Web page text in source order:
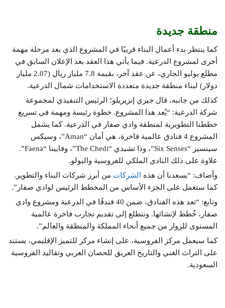
منطقة جديدة
كما ينتظر بدء أعمال البناء قريبًا في المشروع الذي يعد مرحلة مهمة
أخرى لمشروع الدرعية. فيما يأتي هذا العقد بعد الإعلان السابق في
مطلع يوليو الجاري، عن عقد آخر، بقيمة 7.8 مليار ريال (2.07 مليار
دولار) لبناء منطقة جديدة متعددة الاستخدامات شمال الدرعية.
كذلك من جانبه، قال جيري إنزيريلو؛ الرئيس التنفيذي لمجموعة
شركة الدرعية: “يُعد هذا المشروع. خطوة رئيسة ومهمة في تسريع
خططنا التطويرية لمنطقة وادي صفار في الدرعية. كما يشمل
المشروع 4 فنادق عالمية فاخرة، هي أمان “Aman”، وسيكس
سينسيز “Six Senses”، وذا تشيدي “The Chedi”، وفايينا “Faena”.
علاوة على ذلك النادي الملكي للفروسية والبولو.
وأضاف: “يسعدنا أن هذه الشركات من أبرز شركات البناء والتطوير.
كما ستعمل على الجزء الأساس من المخطط الرئيس لوادي صفار”.
وتابع: “تعد هذه الفنادق، ضمن 40 فندقًا في الدرعية ومشروع وادي
صفار، خُطط لإنشائها. ونتطلع إلى تقديم تجارب فاخرة عالمية
المستوى للزوار من جميع أنحاء المملكة والمنطقة والعالم”.
كما سيعمل مركز الفروسية، على إنشاء مركز للتميز الإقليمي، يستند
على التراث الغني والتاريخ العريق للحصان العربي وتقاليد الفروسية
السعودية.